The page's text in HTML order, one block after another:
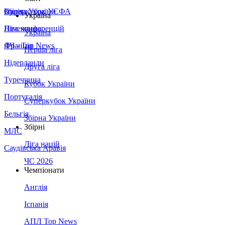
Збірна України
Італія
Німеччина
Франція
Нідерланди
Туреччина
Португалія
Бельгія
МЛС
Саудівська Аравія
Суперкубок УЄФА
Ліга конференцій
ЛЧ - Top News
Україна
Україна
Перша ліга
Друга ліга
Кубок України
Суперкубок України
Збірна України
Збірні
Ліга націй
ЧС 2026
Чемпіонати
Англія
Іспанія
АПЛ Top News